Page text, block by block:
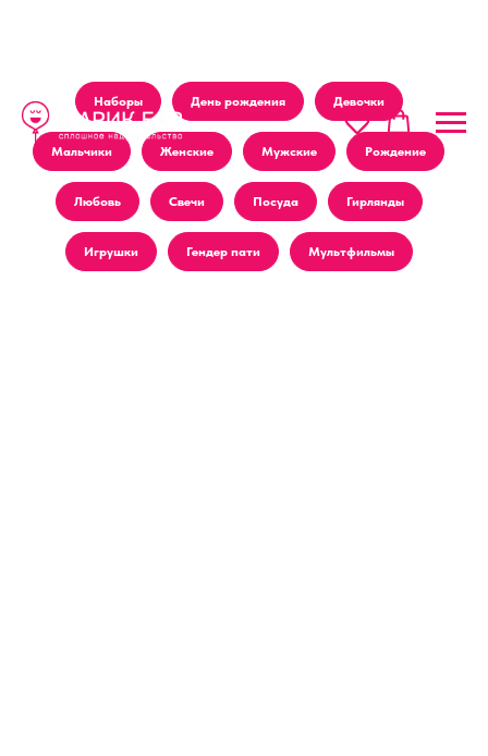
Наборы День рождения Девочки
Мальчики Женские Мужские Рождение
Любовь Свечи Посуда Гирлянды
Игрушки Гендер пати Мультфильмы